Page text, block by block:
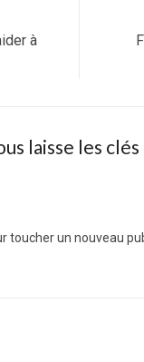
à
Next
laisse les
toucher un nouveau